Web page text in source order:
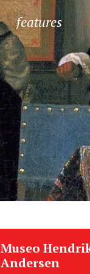
features
Museo
Andersen